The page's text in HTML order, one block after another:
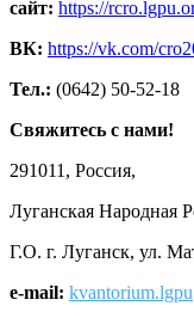
сайт: https://
ВК: https://vk.com/
Тел.: (0642) 50-52-18
Свяжитесь с нами!
291011, Россия,
Луганская Народная
Г.О. г. Луганск, ул.
e-mail: